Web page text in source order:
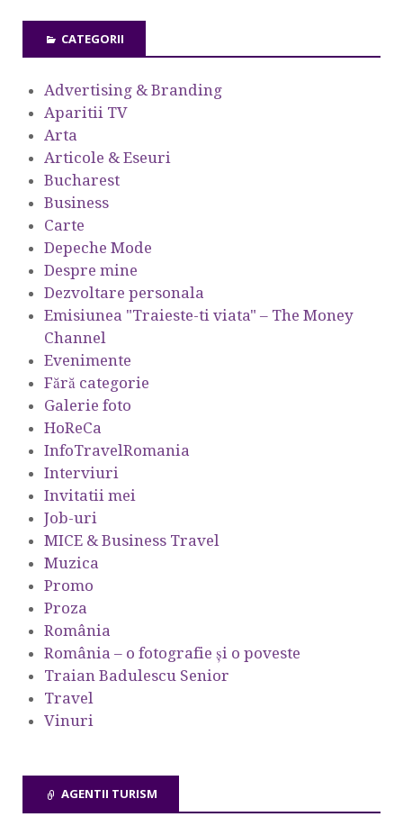
CATEGORII
Advertising & Branding
Aparitii TV
Arta
Articole & Eseuri
Bucharest
Business
Carte
Depeche Mode
Despre mine
Dezvoltare personala
Emisiunea "Traieste-ti viata" – The Money
Channel
Evenimente
Fără categorie
Galerie foto
HoReCa
InfoTravelRomania
Interviuri
Invitatii mei
Job-uri
MICE & Business Travel
Muzica
Promo
Proza
România
România – o fotografie şi o poveste
Traian Badulescu Senior
Travel
Vinuri
AGENTII TURISM